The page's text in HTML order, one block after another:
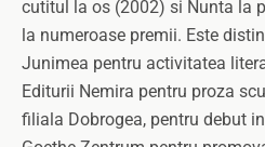
cutitul la os (2002) si Nunta la
la numeroase premii. Este
Junimea pentru activitatea
Editurii Nemira pentru proza
filiala Dobrogea, pentru debut